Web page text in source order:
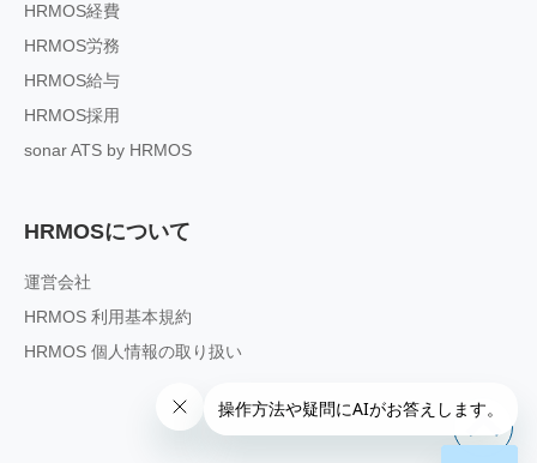
HRMOS経費
HRMOS労務
HRMOS給与
HRMOS採用
sonar ATS by HRMOS
HRMOSについて
運営会社
HRMOS 利用基本規約
HRMOS 個人情報の取り扱い